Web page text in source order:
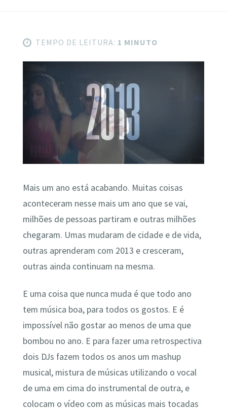
TEMPO DE LEITURA: 1 MINUTO
Mais um ano está acabando. Muitas coisas
aconteceram nesse mais um ano que se vai,
milhões de pessoas partiram e outras milhões
chegaram. Umas mudaram de cidade e de vida,
outras aprenderam com 2013 e cresceram,
outras ainda continuam na mesma.
E uma coisa que nunca muda é que todo ano
tem música boa, para todos os gostos. E é
impossível não gostar ao menos de uma que
bombou no ano. E para fazer uma retrospectiva
dois DJs fazem todos os anos um mashup
musical, mistura de músicas utilizando o vocal
de uma em cima do instrumental de outra, e
colocam o vídeo com as músicas mais tocadas